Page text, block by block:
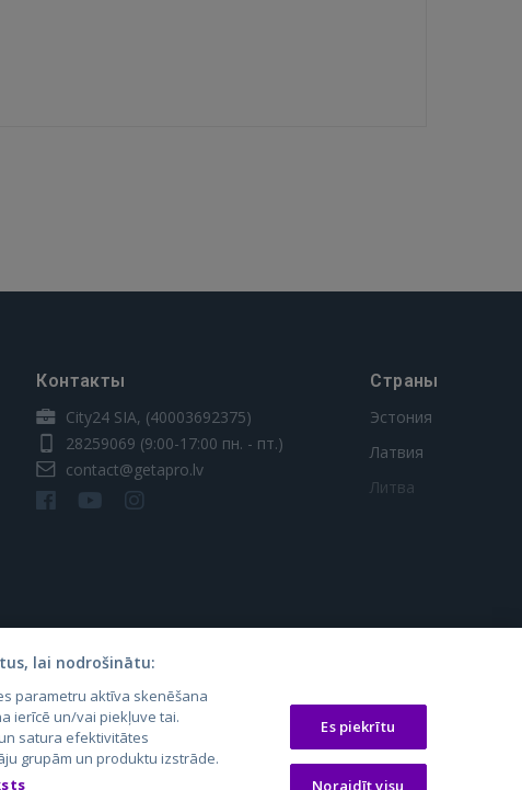
Контакты
City24 SIA, (40003692375)
28259069 (9:00-17:00 пн. - пт.)
contact@getapro.lv
Страны
Эстония
Латвия
Литва
Kainos.lt
Paslaugos.lt
auto24.ee
KV.ee
Osta.ee
KuldneBörs.ee
lai nodrošinātu:
parametru aktīva skenēšana
ierīcē un/vai piekļuve tai.
satura efektivitātes
grupām un produktu izstrāde.
Es piekrītu
Noraidīt visu